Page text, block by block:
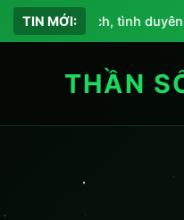
TIN MỚI:
điểm tính cách, tình duyên
THẦN